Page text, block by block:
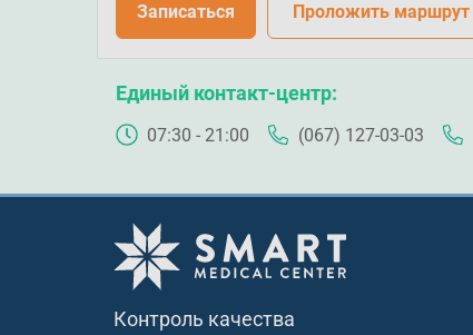
Записаться Проложить маршрут
Единый контакт-центр
07:30 - 21:00 (067) 127-03-03
Контроль качества